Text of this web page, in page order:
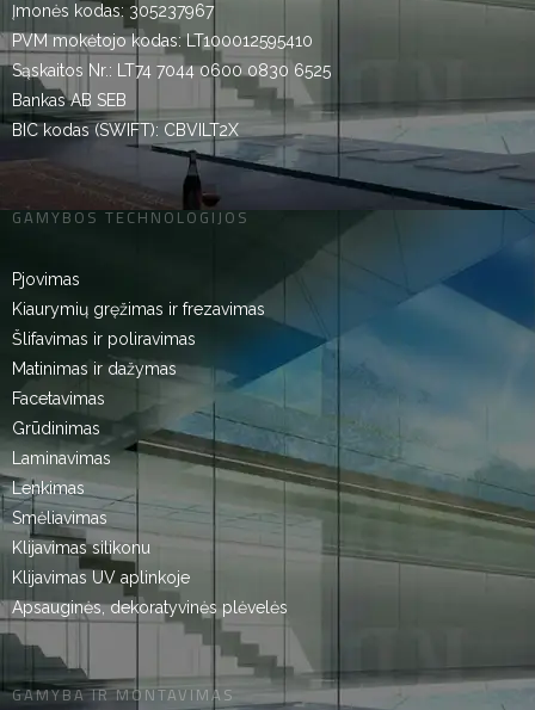
Įmonės kodas: 305237967
PVM mokėtojo kodas: LT100012595410
Sąskaitos Nr.: LT74 7044 0600 0830 6525
Bankas AB SEB
BIC kodas (SWIFT): CBVILT2X
GAMYBOS TECHNOLOGIJOS
Pjovimas
Kiaurymių gręžimas ir frezavimas
Šlifavimas ir poliravimas
Matinimas ir dažymas
Facetavimas
Grūdinimas
Laminavimas
Lenkimas
Smėliavimas
Klijavimas silikonu
Klijavimas UV aplinkoje
Apsauginės, dekoratyvinės plėvelės
GAMYBA IR MONTAVIMAS